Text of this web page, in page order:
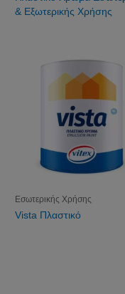
& Εξωτερικής Χρήσης
Εσωτερικής Χρήσης
Vista Πλαστικό